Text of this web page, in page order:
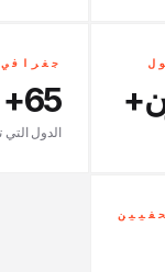
جغرافي
65+
الدول التي